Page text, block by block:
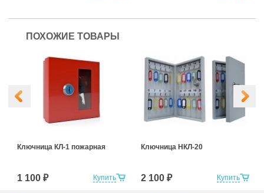
ПОХОЖИЕ ТОВАРЫ
Купить
Ключница КЛ-1 пожарная
1 100 ₽ Купить
Ключница НКЛ-20
2 100 ₽